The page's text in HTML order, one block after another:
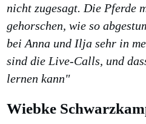
nicht zugesagt. Die Pferde
gehorschen, wie so
bei Anna und Ilja sehr in
sind die Live-Calls, und
lernen kann"
Wiebke